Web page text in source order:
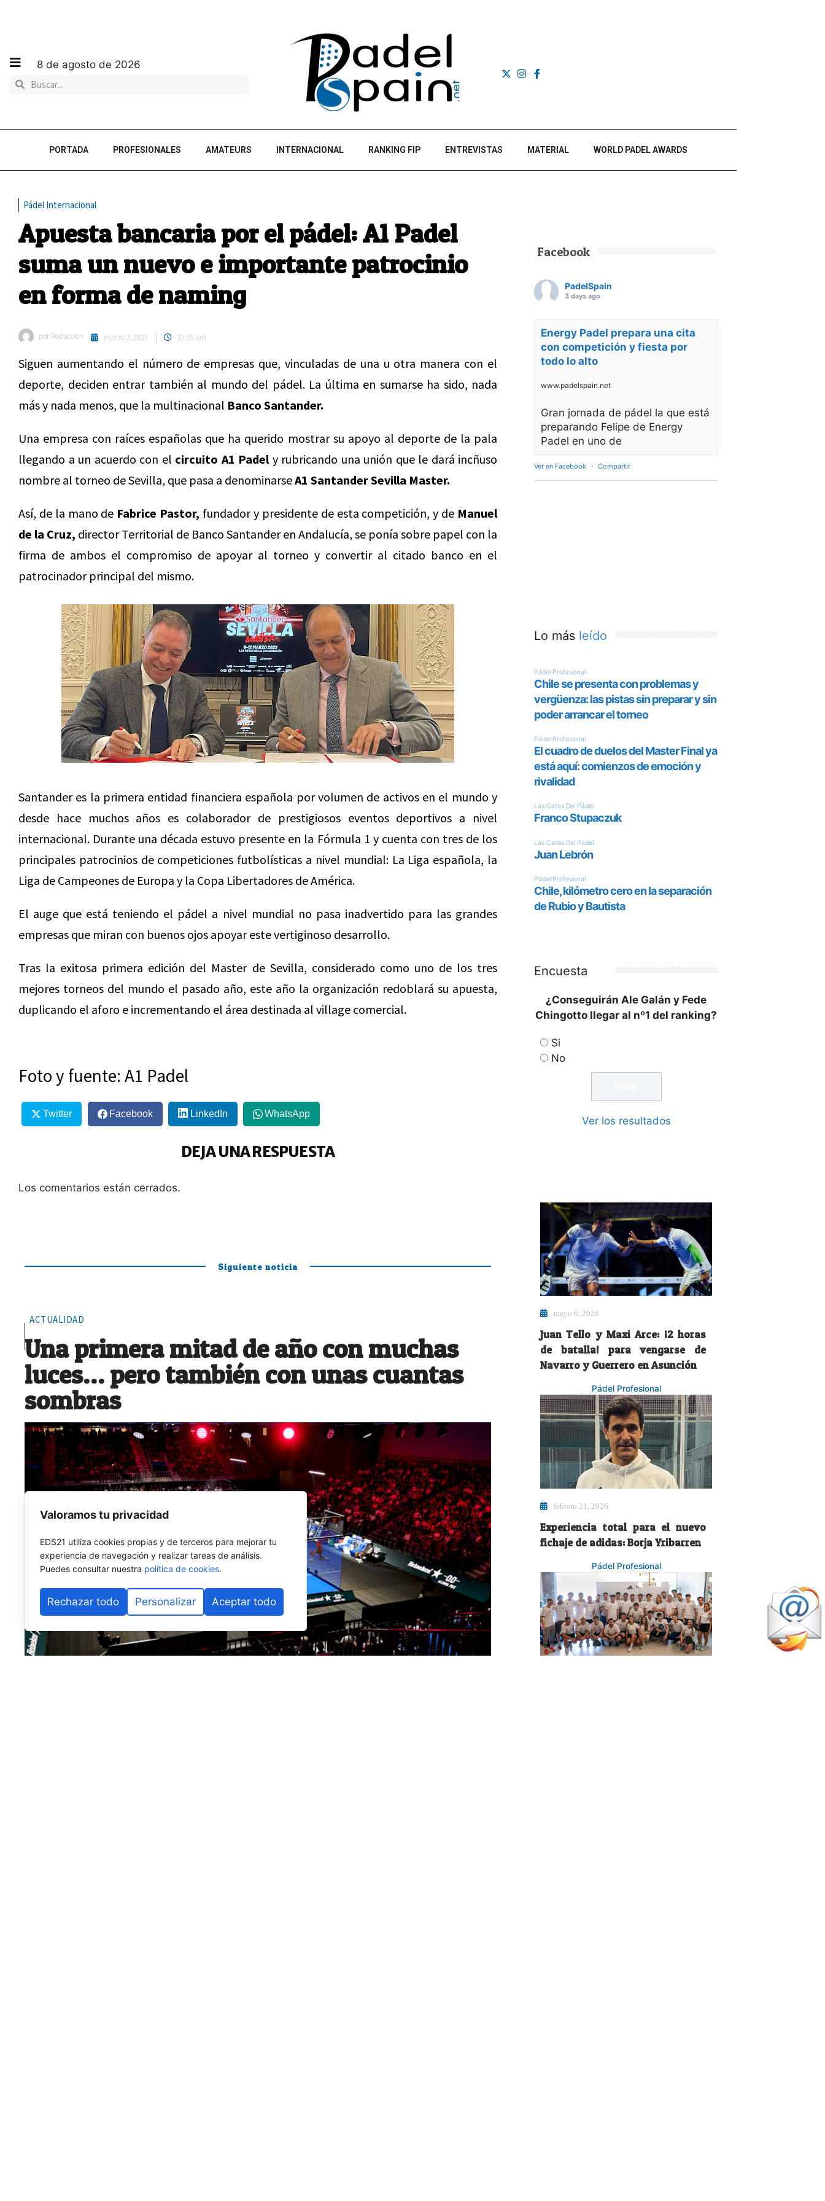
8 de agosto de 2026
PORTADA PROFESIONALES AMATEURS INTERNACIONAL RANKING FIP ENTREVISTAS MATERIAL WORLD PADEL AWARDS
Pádel Internacional
Apuesta bancaria por el pádel: A1 Padel
suma un nuevo e importante patrocinio
en forma de naming
por Redaccion marzo 2, 2023 10:15 am
Siguen aumentando el número de empresas que, vinculadas de una u otra manera con el
deporte, deciden entrar también al mundo del pádel. La última en sumarse ha sido, nada
más y nada menos, que la multinacional Banco Santander.
Una empresa con raíces españolas que ha querido mostrar su apoyo al deporte de la pala
llegando a un acuerdo con el circuito A1 Padely rubricando una unión que le dará incñuso
nombre al torneo de Sevilla, que pasa a denominarseA1 Santander Sevilla Master.
Así, de la mano de Fabrice Pastor, fundador y presidente de esta competición, y de Manuel
de la Cruz, director Territorial de Banco Santander en Andalucía, se ponía sobre papel con la
firma de ambos el compromiso de apoyar al torneo y convertir al citado banco en el
patrocinador principal del mismo.
Santander es la primera entidad financiera española por volumen de activos en el mundo y
desde hace muchos años es colaborador de prestigiosos eventos deportivos a nivel
internacional. Durante una década estuvo presente en la Fórmula 1 y cuenta con tres de los
principales patrocinios de competiciones futbolísticas a nivel mundial: La Liga española, la
Liga de Campeones de Europa y la Copa Libertadores de América.
El auge que está teniendo el pádel a nivel mundial no pasa inadvertido para las grandes
empresas que miran con buenos ojos apoyar este vertiginoso desarrollo.
Tras la exitosa primera edición del Master de Sevilla, considerado como uno de los tres
mejores torneos del mundo el pasado año, este año la organización redoblará su apuesta,
duplicando el aforo e incrementando el área destinada al village comercial.
Foto y fuente: A1 Padel
Twitter Facebook LinkedIn WhatsApp
DEJA UNA RESPUESTA
Los comentarios están cerrados.
Siguiente noticia
ACTUALIDAD
Una primera mitad de año con muchas
luces… pero también con unas cuantas
sombras
Facebook
PadelSpain
3 days ago
Energy Padel prepara una cita
con competición y fiesta por
todo lo alto
www.padelspain.net
Gran jornada de pádel la que está
preparando Felipe de Energy
Padel en uno de
Ver en Facebook · Compartir
Lo más leído
Encuesta
¿Conseguirán Ale Galán y Fede
Chingotto llegar al nº1 del ranking?
Si
No
Ver los resultados
mayo 6, 2026
Juan Tello y Maxi Arce: ¡2 horas
de batalla! para vengarse de
Navarro y Guerrero en Asunción
Pádel Profesional
febrero 21, 2026
Experiencia total para el nuevo
fichaje de adidas: Borja Yribarren
Pádel Profesional
Valoramos tu privacidad
EDS21 utiliza cookies propias y de terceros para mejorar tu
experiencia de navegación y realizar tareas de análisis.
Puedes consultar nuestra política de cookies.
Rechazar todo Personalizar Aceptar todo